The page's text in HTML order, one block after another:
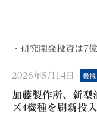
・研究開発投資は7
Posted
on
2026年5月14日 機械
加藤製作所、新
ズ4機種を刷新投